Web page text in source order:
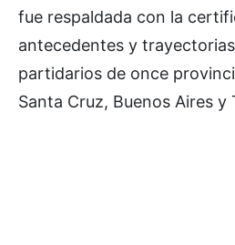
fue respaldada con la
antecedentes y
partidarios de once
Santa Cruz, Buenos Aires y